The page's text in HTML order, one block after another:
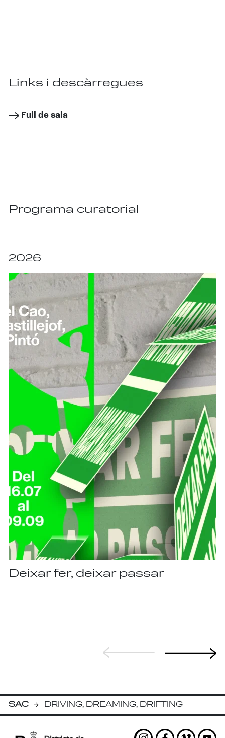
SAC
- DRIVING, DREAMING, DRIFTING
Links i descàrregues
Full de sala
Programa curatorial
2026
Deixar fer, deixar passar